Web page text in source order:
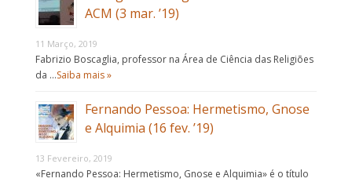
ACM (3 mar. ’19)
11 Março, 2019
Fabrizio Boscaglia, professor na Área de Ciência das Religiões
da …Saiba mais »
Fernando Pessoa: Hermetismo, Gnose
e Alquimia (16 fev. ’19)
13 Fevereiro, 2019
«Fernando Pessoa: Hermetismo, Gnose e Alquimia» é o título